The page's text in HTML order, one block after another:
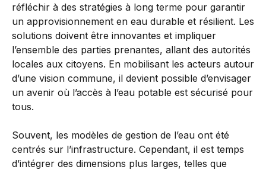
réfléchir à des stratégies à long terme pour garantir
un approvisionnement en eau durable et résilient. Les
solutions doivent être innovantes et impliquer
l’ensemble des parties prenantes, allant des autorités
locales aux citoyens. En mobilisant les acteurs autour
d’une vision commune, il devient possible d’envisager
un avenir où l’accès à l’eau potable est sécurisé pour
tous.
Souvent, les modèles de gestion de l’eau ont été
centrés sur l’infrastructure. Cependant, il est temps
d’intégrer des dimensions plus larges, telles que